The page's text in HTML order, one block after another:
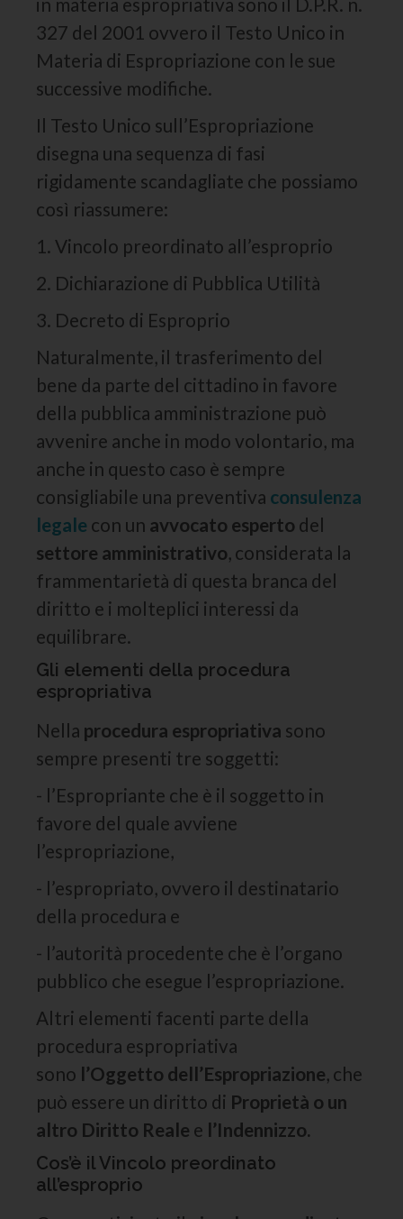
327 del 2001 ovvero il Testo Unico in
Materia di Espropriazione con le sue
successive modifiche.
Il Testo Unico sull’Espropriazione
disegna una sequenza di fasi
rigidamente scandagliate che possiamo
così riassumere:
1. Vincolo preordinato all’esproprio
2. Dichiarazione di Pubblica Utilità
3. Decreto di Esproprio
Naturalmente, il trasferimento del
bene da parte del cittadino in favore
della pubblica amministrazione può
avvenire anche in modo volontario, ma
anche in questo caso è sempre
consigliabile una preventiva consulenza
legale con un avvocato esperto del
settore amministrativo, considerata la
frammentarietà di questa branca del
diritto e i molteplici interessi da
equilibrare.
Gli elementi della procedura
espropriativa
Nella procedura espropriativa sono
sempre presenti tre soggetti:
- l’Espropriante che è il soggetto in
favore del quale avviene
l’espropriazione,
- l’espropriato, ovvero il destinatario
della procedura e
- l’autorità procedente che è l’organo
pubblico che esegue l’espropriazione.
Altri elementi facenti parte della
procedura espropriativa
sono l’Oggetto dell’Espropriazione, che
può essere un diritto di Proprietà o un
altro Diritto Reale e l’Indennizzo.
Cos’è il Vincolo preordinato
all’esproprio